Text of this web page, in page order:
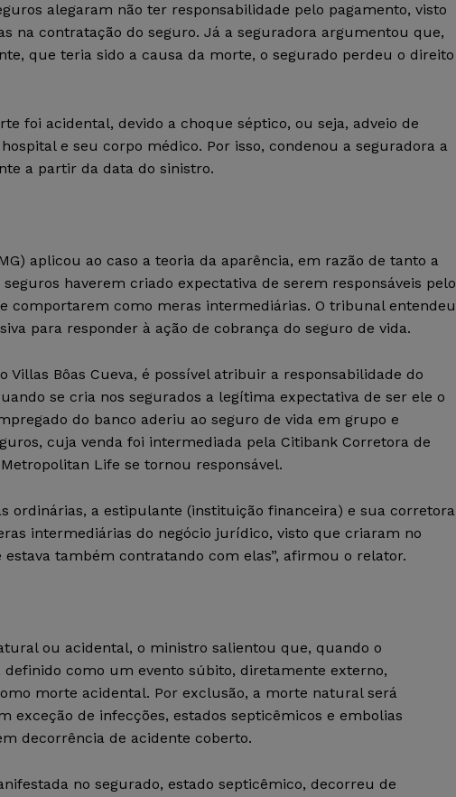
alegaram não ter responsabilidade pelo pagamento, visto
na contratação do seguro. Já a seguradora argumentou que,
que teria sido a causa da morte, o segurado perdeu o direito
foi acidental, devido a choque séptico, ou seja, adveio de
e seu corpo médico. Por isso, condenou a seguradora a
a partir da data do sinistro.
aplicou ao caso a teoria da aparência, em razão de tanto a
haverem criado expectativa de serem responsáveis pelo
comportarem como meras intermediárias. O tribunal entendeu
para responder à ação de cobrança do seguro de vida.
Bôas Cueva, é possível atribuir a responsabilidade do
se cria nos segurados a legítima expectativa de ser ele o
do banco aderiu ao seguro de vida em grupo e
cuja venda foi intermediada pela Citibank Corretora de
Life se tornou responsável.
ordinárias, a estipulante (instituição financeira) e sua corretora
intermediárias do negócio jurídico, visto que criaram no
também contratando com elas”, afirmou o relator.
ou acidental, o ministro salientou que, quando o
como um evento súbito, diretamente externo,
morte acidental. Por exclusão, a morte natural será
de infecções, estados septicêmicos e embolias
decorrência de acidente coberto.
no segurado, estado septicêmico, decorreu de